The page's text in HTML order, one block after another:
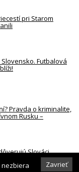
pri Starom
Futbalová
Pravda o kriminalite,
Rusku –
Slováci
Najhoršie
a parlamentZavrieť
nezbiera